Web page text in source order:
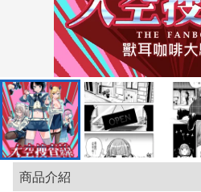
商品介紹